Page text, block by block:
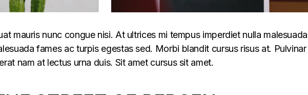
mauris nunc congue nisi. At ultrices mi tempus imperdiet nulla malesuada
fames ac turpis egestas sed. Morbi blandit cursus risus at. Pulvinar
nam at lectus urna duis. Sit amet cursus sit amet.